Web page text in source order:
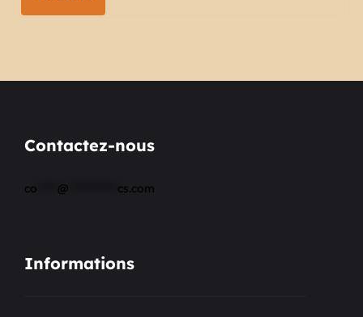
Contactez-nous
co @ cs.com
Informations